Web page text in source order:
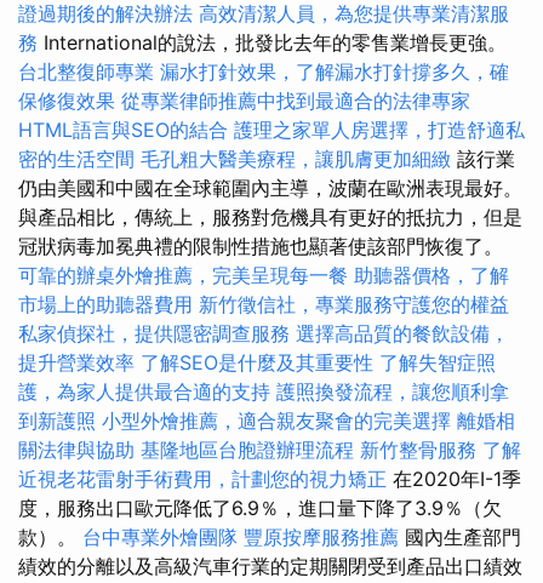
證過期後的解決辦法 高效清潔人員，為您提供專業清潔服
務 International的說法，批發比去年的零售業增長更強。
台北整復師專業 漏水打針效果，了解漏水打針撐多久，確
保修復效果 從專業律師推薦中找到最適合的法律專家
HTML語言與SEO的結合 護理之家單人房選擇，打造舒適私
密的生活空間 毛孔粗大醫美療程，讓肌膚更加細緻 該行業
仍由美國和中國在全球範圍內主導，波蘭在歐洲表現最好。
與產品相比，傳統上，服務對危機具有更好的抵抗力，但是
冠狀病毒加冕典禮的限制性措施也顯著使該部門恢復了。
可靠的辦桌外燴推薦，完美呈現每一餐 助聽器價格，了解
市場上的助聽器費用 新竹徵信社，專業服務守護您的權益
私家偵探社，提供隱密調查服務 選擇高品質的餐飲設備，
提升營業效率 了解SEO是什麼及其重要性 了解失智症照
護，為家人提供最合適的支持 護照換發流程，讓您順利拿
到新護照 小型外燴推薦，適合親友聚會的完美選擇 離婚相
關法律與協助 基隆地區台胞證辦理流程 新竹整骨服務 了解
近視老花雷射手術費用，計劃您的視力矯正 在2020年I-1季
度，服務出口歐元降低了6.9％，進口量下降了3.9％（欠
款）。 台中專業外燴團隊 豐原按摩服務推薦 國內生產部門
績效的分離以及高級汽車行業的定期關閉受到產品出口績效